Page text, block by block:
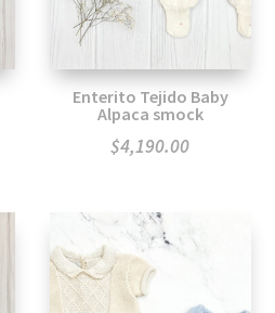
Enterito Tejido Baby
Alpaca smock
$4,190.00